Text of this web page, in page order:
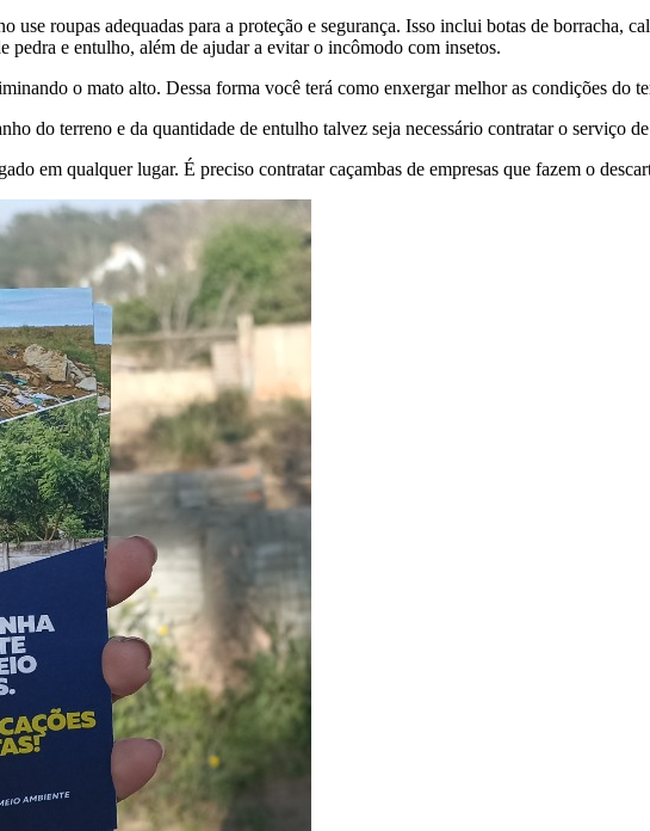
roupas adequadas para a proteção e segurança. Isso inclui botas de borracha,
pedra e entulho, além de ajudar a evitar o incômodo com insetos.
o mato alto. Dessa forma você terá como enxergar melhor as condições do
terreno e da quantidade de entulho talvez seja necessário contratar o serviço
em qualquer lugar. É preciso contratar caçambas de empresas que fazem o